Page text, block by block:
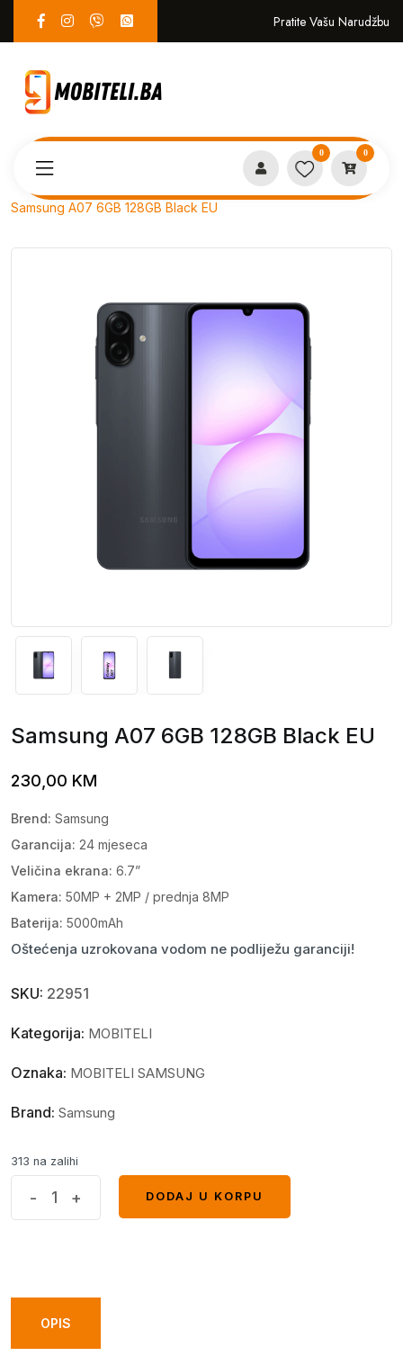
Pratite Vašu Narudžbu
0 0
Samsung A07 6GB 128GB Black EU
Samsung A07 6GB 128GB Black EU
230,00 KM
Brend: Samsung
Garancija: 24 mjeseca
Veličina ekrana: 6.7”
Kamera: 50MP + 2MP / prednja 8MP
Baterija: 5000mAh
Oštećenja uzrokovana vodom ne podliježu garanciji!
SKU: 22951
Kategorija: MOBITELI
Oznaka: MOBITELI SAMSUNG
Brand: Samsung
313 na zalihi
- +
DODAJ U KORPU
OPIS